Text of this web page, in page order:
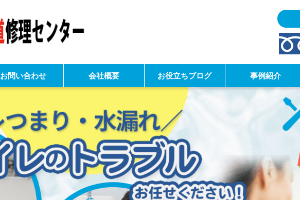
お問い合わせ 会社概要 お役立ちブログ 事例紹介